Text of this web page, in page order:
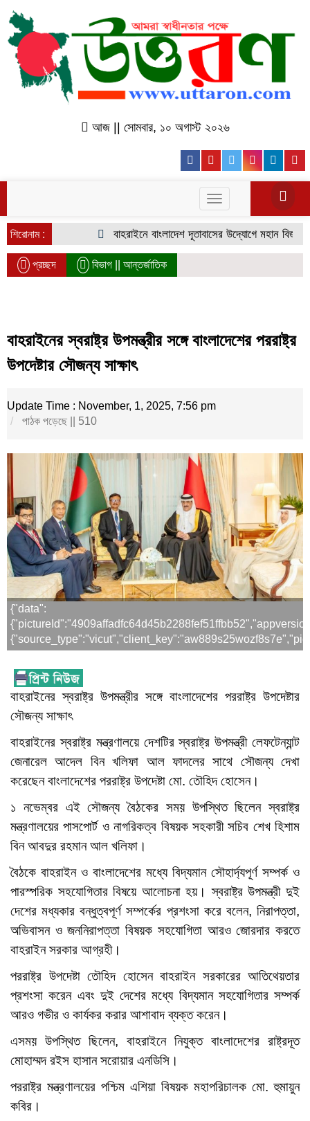
আজ || সোমবার, ১০ অগাস্ট ২০২৬
Facebook
YoutubeTwitter
Toggle
navigation
শিরোনাম :
বাহরাইনে বাংলাদেশ দূতাবাসের উদ্যোগে মহান বিজয় দিবস
প্রচ্ছদ বিভাগ || আন্তর্জাতিক
বাহরাইনের স্বরাষ্ট্র উপমন্ত্রীর সঙ্গে বাংলাদেশের পররাষ্ট্র
উপদেষ্টার সৌজন্য সাক্ষাৎ
Update Time : November, 1, 2025, 7:56 pm
পাঠক পড়েছে || 510
{"data":
বাহরাইনের স্বরাষ্ট্র উপমন্ত্রীর সঙ্গে বাংলাদেশের পররাষ্ট্র উপদেষ্টার
সৌজন্য সাক্ষাৎ
বাহরাইনের স্বরাষ্ট্র মন্ত্রণালয়ে দেশটির স্বরাষ্ট্র উপমন্ত্রী লেফটেন্যান্ট
জেনারেল আদেল বিন খলিফা আল ফাদলের সাথে সৌজন্য দেখা
করেছেন বাংলাদেশের পররাষ্ট্র উপদেষ্টা মো. তৌহিদ হোসেন।
১ নভেম্বর এই সৌজন্য বৈঠকের সময় উপস্থিত ছিলেন স্বরাষ্ট্র
মন্ত্রণালয়ের পাসপোর্ট ও নাগরিকত্ব বিষয়ক সহকারী সচিব শেখ হিশাম
বিন আবদুর রহমান আল খলিফা।
বৈঠকে বাহরাইন ও বাংলাদেশের মধ্যে বিদ্যমান সৌহার্দ্যপূর্ণ সম্পর্ক ও
পারস্পরিক সহযোগিতার বিষয়ে আলোচনা হয়। স্বরাষ্ট্র উপমন্ত্রী দুই
দেশের মধ্যকার বন্ধুত্বপূর্ণ সম্পর্কের প্রশংসা করে বলেন, নিরাপত্তা,
অভিবাসন ও জননিরাপত্তা বিষয়ক সহযোগিতা আরও জোরদার করতে
বাহরাইন সরকার আগ্রহী।
পররাষ্ট্র উপদেষ্টা তৌহিদ হোসেন বাহরাইন সরকারের আতিথেয়তার
প্রশংসা করেন এবং দুই দেশের মধ্যে বিদ্যমান সহযোগিতার সম্পর্ক
আরও গভীর ও কার্যকর করার আশাবাদ ব্যক্ত করেন।
এসময় উপস্থিত ছিলেন, বাহরাইনে নিযুক্ত বাংলাদেশের রাষ্ট্রদূত
মোহাম্মদ রইস হাসান সরোয়ার এনডিসি।
পররাষ্ট্র মন্ত্রণালয়ের পশ্চিম এশিয়া বিষয়ক মহাপরিচালক মো. হুমায়ুন
কবির।